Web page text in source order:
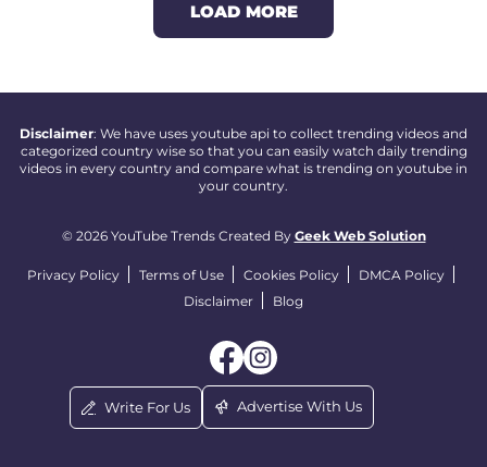
LOAD MORE
Disclaimer: We have uses youtube api to collect trending videos and
categorized country wise so that you can easily watch daily trending
videos in every country and compare what is trending on youtube in
your country.
© 2026 YouTube Trends Created By Geek Web Solution
Privacy Policy Terms of Use Cookies Policy
DMCA Policy
Disclaimer
Blog
Write For Us Advertise With Us